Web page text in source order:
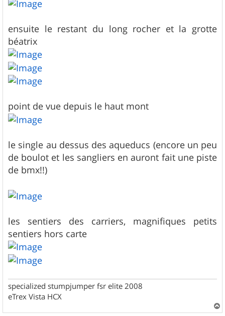
ensuite le restant du long rocher et la grotte
béatrix
point de vue depuis le haut mont
le single au dessus des aqueducs (encore un peu
de boulot et les sangliers en auront fait une piste
de bmx!!)
les sentiers des carriers, magnifiques petits
sentiers hors carte
specialized stumpjumper fsr elite 2008
eTrex Vista HCX
a